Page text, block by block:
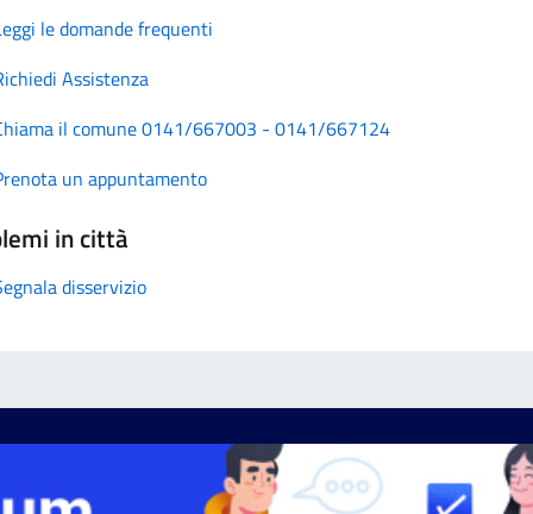
le domande frequenti
Assistenza
il comune 0141/667003 - 0141/667124
un appuntamento
in città
disservizio